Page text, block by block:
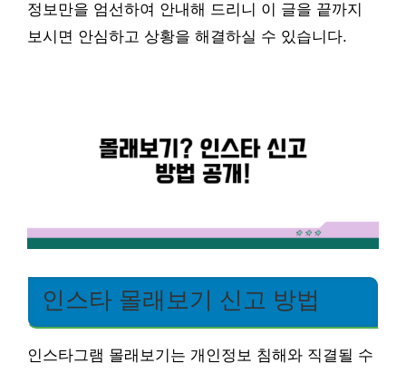
정보만을 엄선하여 안내해 드리니 이 글을 끝까지
보시면 안심하고 상황을 해결하실 수 있습니다.
인스타 몰래보기 신고 방법
인스타그램 몰래보기는 개인정보 침해와 직결될 수